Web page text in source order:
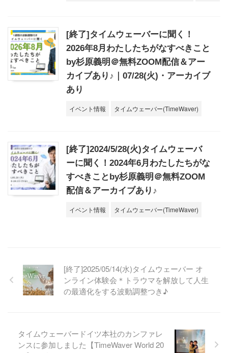
[終了]タイムウェーバーに聞く！
2026年8月わたしたちがなすべきこと
by杉原義明＠無料ZOOM配信＆アー
カイブあり♪｜07/28(火)・アーカイブ
あり
イベント情報 タイムウェーバー(TimeWaver)
[終了]2024/5/28(火)タイムウェーバ
ーに聞く！2024年6月わたしたちがな
すべきことby杉原義明＠無料ZOOM
配信＆アーカイブあり♪
イベント情報 タイムウェーバー(TimeWaver)
[終了]2025/05/14(水)タイムウェーバー オ
ンライン体験会＊トラウマを解放して人生
の最適化をする波動調整つき♪
タイムウェーバードイツ本社のカンファレ
ンスに参加しました【TimeWaver World 20